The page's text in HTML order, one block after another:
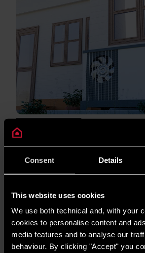
Consent Details
This website uses cookies
We use both technical and, with your
cookies to personalise content and
media features and to analyse our
behaviour. By clicking "Accept" you
Czy pompa ciepła jest głośna?
CZYTAJ WIĘCEJ